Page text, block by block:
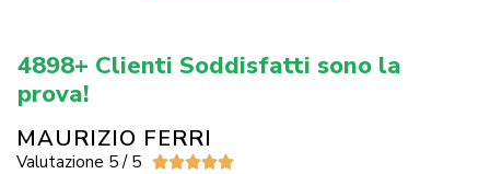
4898+ Clienti Soddisfatti sono la
prova!
MAURIZIO FERRI
Valutazione 5 / 5 